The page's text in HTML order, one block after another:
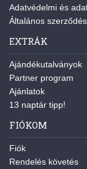
Adatvédelmi és
Általános
EXTRÁK
Ajándékutalványok
Partner program
Ajánlatok
13 naptár tipp!
FIÓKOM
Fiók
Rendelés követés